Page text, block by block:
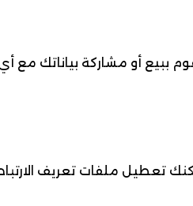
أو مشاركة بياناتك مع أي
تعطيل ملفات تعريف